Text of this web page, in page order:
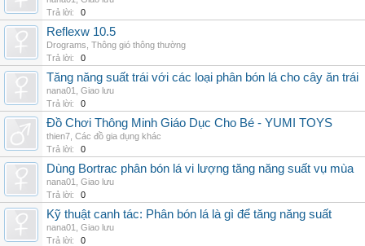
Trả lời:
0
Reflexw 10.5
Drograms Thông gió thông thường
Trả lời:
0
Tăng năng suất trái với các loại phân bón lá cho cây ăn trái
nana01
Giao lưu
Trả lời:
0
Đồ Chơi Thông Minh Giáo Dục Cho Bé - YUMI TOYS
thien7 Các đồ gia dụng khác
Trả lời:
0
Dùng Bortrac phân bón lá vi lượng tăng năng suất vụ mùa
nana01
Giao lưu
Trả lời:
0
Kỹ thuật canh tác: Phân bón lá là gì để tăng năng suất
nana01
Giao lưu
Trả lời:
0